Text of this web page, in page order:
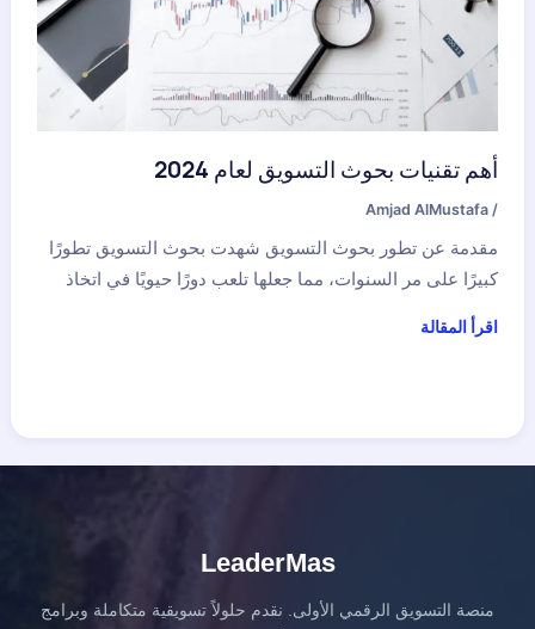
أهم تقنيات بحوث التسويق لعام 2024
/
Amjad AlMustafa
مقدمة عن تطور بحوث التسويق شهدت بحوث التسويق تطورًا
كبيرًا على مر السنوات، مما جعلها تلعب دورًا حيويًا في اتخاذ
أهم
لعام
2024
اقرأ المقالة
LeaderMas
منصة التسويق الرقمي الأولى. نقدم حلولاً تسويقية متكاملة وبرامج